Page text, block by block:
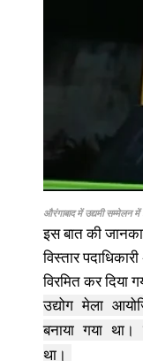
औरंगाबाद में उद्यमी सम्मेलन
इस बात की
विस्तार
विरमित कर दिया
उद्योग मेला
बनाया गया था।
था।